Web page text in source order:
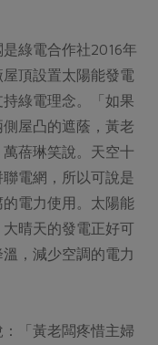
綠電合作社2016年
頂設置太陽能發電
綠電理念。「如果
屋凸的遮蔭，黃老
蓓琳笑說。天空十
電網，所以可說是
電力使用。太陽能
晴天的發電正好可
，減少空調的電力
「黃老闆疼惜主婦